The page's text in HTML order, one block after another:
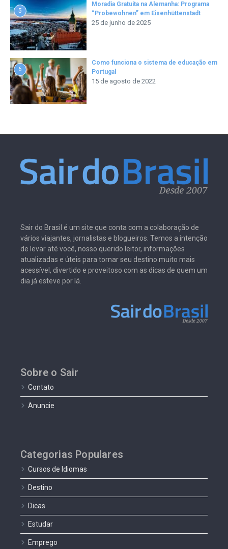
5
Moradia Gratuita na Alemanha: Programa
“Probewohnen” em Eisenhüttenstadt
25 de junho de 2025
6
Como funciona o sistema de educação em
Portugal
15 de agosto de 2022
Sair do Brasil é um site que conta com a colaboração de
vários viajantes, jornalistas e blogueiros. Temos a intenção
de levar até você, nosso querido leitor, informações
atualizadas e úteis para tornar seu destino muito mais
acessível, divertido e proveitoso com as dicas de quem um
dia já esteve por lá.
Sobre o Sair
Contato
Anuncie
Categorias Populares
Cursos de Idiomas
Destino
Dicas
Estudar
Emprego